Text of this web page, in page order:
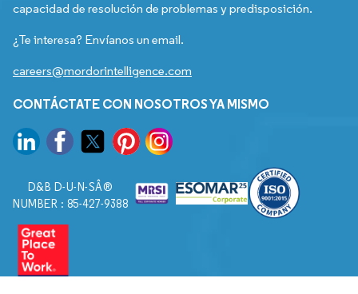
capacidad de resolución de problemas y predisposición.
¿Te interesa? Envíanos un email.
careers@mordorintelligence.com
CONTÁCTATE CON NOSOTROS YA MISMO
D&B D-U-N-SÂ®
NUMBER : 85-427-9388